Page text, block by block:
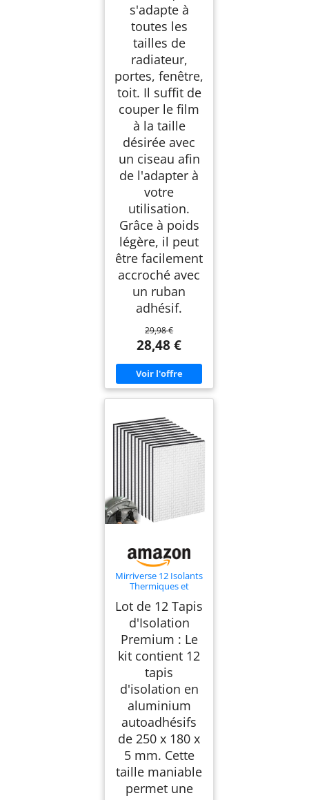
s'adapte à
toutes les
tailles de
radiateur,
portes, fenêtre,
toit. Il suffit de
couper le film
à la taille
désirée avec
un ciseau afin
de l'adapter à
votre
utilisation.
Grâce à poids
légère, il peut
être facilement
accroché avec
un ruban
adhésif.
29,98 €
28,48 €
Mirriverse 12 Isolants
Thermiques et
250 x 180 x 5 mm
Lot de 12 Tapis
d'Isolation
Premium : Le
kit contient 12
tapis
d'isolation en
aluminium
autoadhésifs
de 250 x 180 x
5 mm. Cette
taille maniable
permet une